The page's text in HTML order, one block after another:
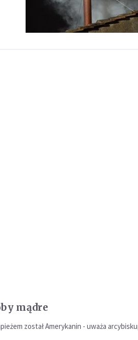
mądre
został Amerykanin - uważa